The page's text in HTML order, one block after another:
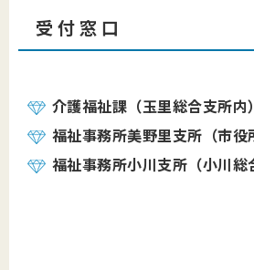
受 付 窓 口
介護福祉課（玉里総合支所内）
福祉事務所美野里支所（市役
福祉事務所小川支所（小川総